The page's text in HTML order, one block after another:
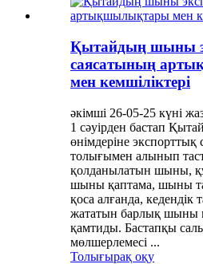
Қытайдың шыны
саясатының
мен кемшіліктері
әкімші 26-05-25 күні
1 сәуірден бастап
өнімдеріне экспорттық
толығымен алынып
қолданылатын шыны,
шыны қаптама, шыны
қоса алғанда, кедендік
жататын барлық шыны
қамтиды. Бастапқы
мөлшерлемесі ...
Толығырақ оқу